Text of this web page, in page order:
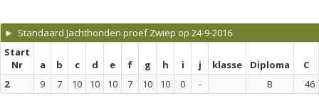
► Standaard Jachthonden proef Zwiep op 24-9-2016
Start
Nr
a b c d e f g h i j klasse Diploma
C
2
9 7 10 10 10 7 10 10 0 - B 46